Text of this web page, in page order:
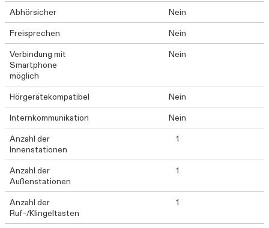
Abhörsicher
Nein
Freisprechen
Nein
Verbindung mit
Smartphone
möglich
Nein
Hörgerätekompatibel
Nein
Internkommunikation
Nein
Anzahl der
Innenstationen
1
Anzahl der
Außenstationen
1
Anzahl der
Ruf-/Klingeltasten
1